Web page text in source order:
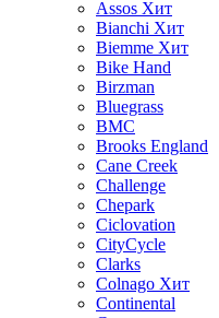
Assos Хит
Bianchi Хит
Biemme Хит
Bike Hand
Birzman
Bluegrass
BMC
Brooks England
Cane Creek
Challenge
Chepark
Ciclovation
CityCycle
Clarks
Colnago Хит
Continental